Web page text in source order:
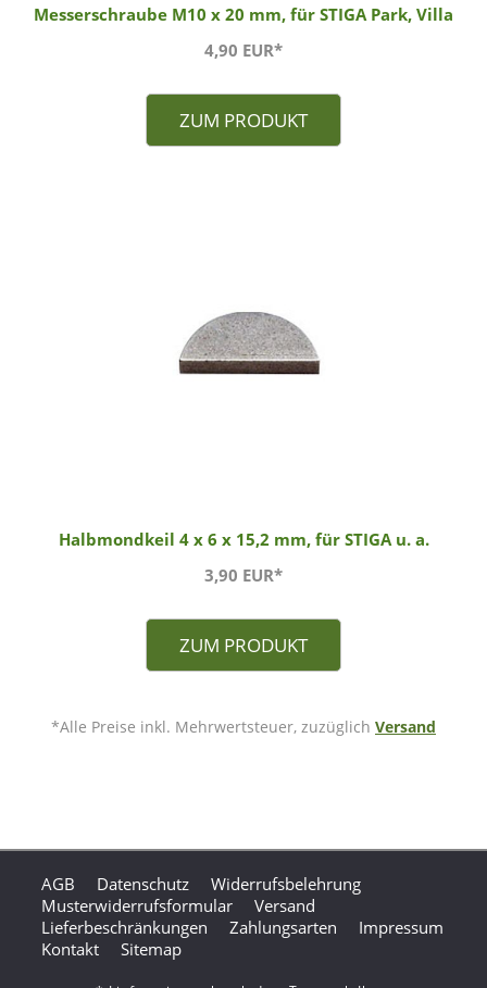
Messerschraube M10 x 20 mm, für STIGA Park, Villa
4,90 EUR*
ZUM PRODUKT
Halbmondkeil 4 x 6 x 15,2 mm, für STIGA u. a.
3,90 EUR*
ZUM PRODUKT
*Alle Preise inkl. Mehrwertsteuer, zuzüglich Versand
AGB Datenschutz
Widerrufsbelehrung
Musterwiderrufsformular
Versand
Lieferbeschränkungen
Zahlungsarten
Impressum
Kontakt
Sitemap